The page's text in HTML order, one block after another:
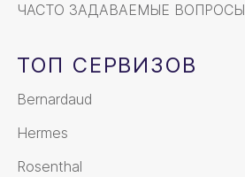
ЧАСТО ЗАДАВАЕМЫЕ ВОПРОСЫ
ТОП СЕРВИЗОВ
Bernardaud
Hermes
Rosenthal